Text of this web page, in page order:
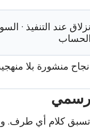
عند التنفيذ ·
الحساب
نجاح منشورة بلا
رسمي
تسبق كلام أي